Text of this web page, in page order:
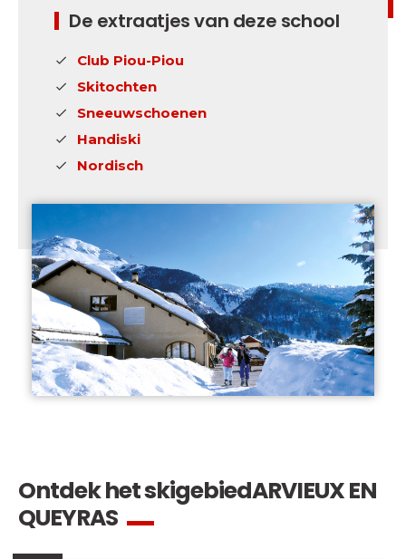
De extraatjes van deze school
Club Piou-Piou
Skitochten
Sneeuwschoenen
Handiski
Nordisch
Ontdek het skigebiedARVIEUX EN
QUEYRAS